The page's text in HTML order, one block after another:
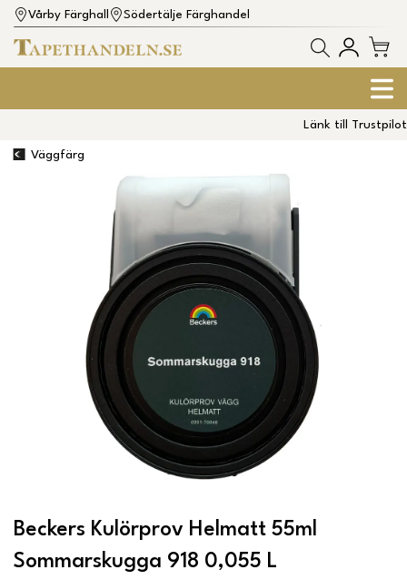
Vårby Färghall Södertälje Färghandel
Länk till Trustpilot
Väggfärg
Beckers Kulörprov Helmatt 55ml
Sommarskugga 918 0,055 L